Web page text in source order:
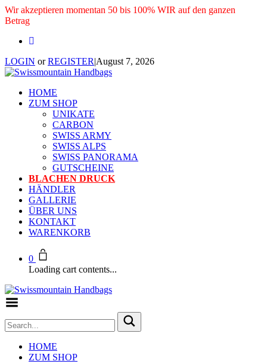
Wir akzeptieren momentan 50 bis 100% WIR auf den ganzen
Betrag
LOGIN orREGISTER|August 7, 2026
HOME
ZUM SHOP
UNIKATE
CARBON
SWISS ARMY
SWISS ALPS
SWISS PANORAMA
GUTSCHEINE
BLACHEN DRUCK
HÄNDLER
GALLERIE
ÜBER UNS
KONTAKT
WARENKORB
0
Loading cart contents...
HOME
ZUM SHOP